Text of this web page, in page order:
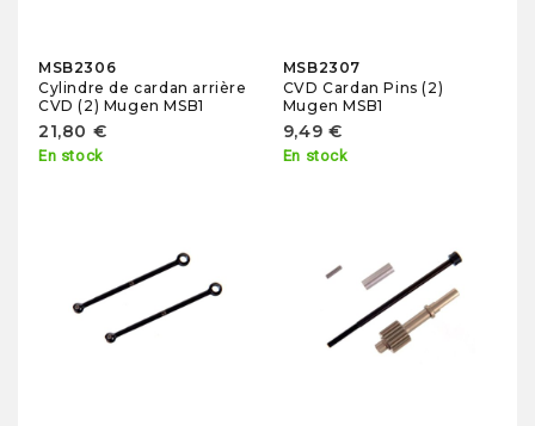
MSB2306
Cylindre de cardan arrière
CVD (2) Mugen MSB1
21,80 €
En stock
MSB2307
CVD Cardan Pins (2)
Mugen MSB1
9,49 €
En stock